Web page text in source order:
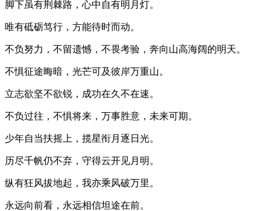
脚下虽有荆棘路，心中自有明月灯。
唯有砥砺笃行，方能待时而动。
不负努力，不留遗憾，不畏考验，奔向山高海阔的明天。
不惧征途晦暗，光芒可及彼岸万重山。
立志欲坚不欲锐，成功在久不在速。
不负过往，不惧将来，万事胜意，未来可期。
少年自当扶摇上，揽星衔月逐日光。
历尽千帆仍不弃，守得云开见月明。
纵有狂风拔地起，我亦乘风破万里。
永远向前看，永远相信坦途在前。